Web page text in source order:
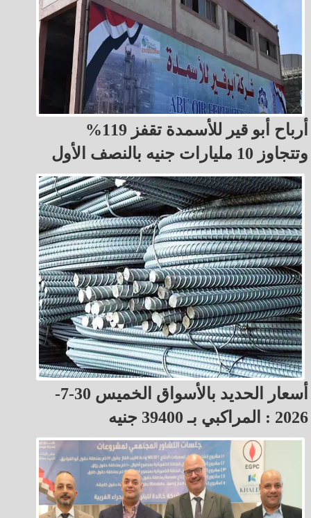
أرباح أبو قير للأسمدة تقفز 119%
وتتجاوز 10 مليارات جنيه بالنصف الأول
أسعار الحديد بالأسواق الخميس 30-7-
2026 : المراكبي بـ 39400 جنيه